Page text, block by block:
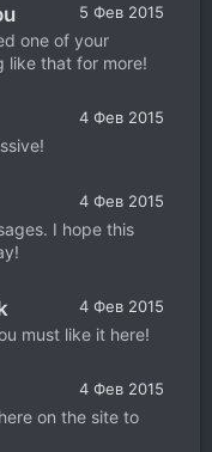
5 Фев 2015
one of your
like that for more!
4 Фев 2015
4 Фев 2015
I hope this
4 Фев 2015
must like it here!
4 Фев 2015
on the site to